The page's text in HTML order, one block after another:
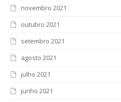
novembro 2021
outubro 2021
setembro 2021
agosto 2021
julho 2021
junho 2021